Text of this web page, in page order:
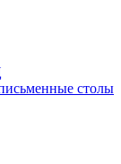
столы